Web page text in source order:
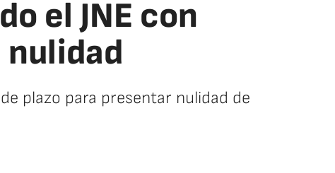
el JNE con
nulidad
plazo para presentar nulidad de